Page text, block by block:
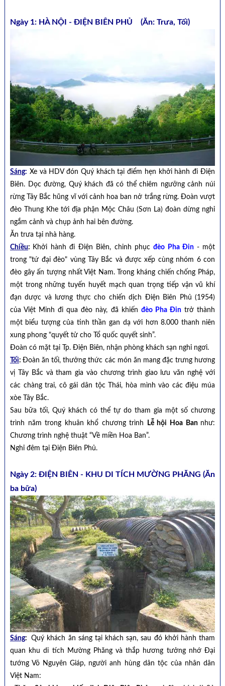
Ngày 1: HÀ NỘI - ĐIỆN BIÊN PHỦ (Ăn: Trưa, Tối)
Sáng: Xe và HDV đón Quý khách tại điểm hẹn khởi hành đi Điện
Biên. Dọc đường, Quý khách đã có thể chiêm ngưỡng cảnh núi
rừng Tây Bắc hũng vĩ với cảnh hoa ban nở trắng rừng. Đoàn vượt
đèo Thung Khe tới địa phận Mộc Châu (Sơn La) đoàn dừng nghỉ
ngắm cảnh và chụp ảnh hai bên đường.
Ăn trưa tại nhà hàng.
Chiều: Khởi hành đi Điện Biên, chinh phụcđèo Pha Đin - một
trong "tứ đại đèo" vùng Tây Bắc và được xếp cùng nhóm 6 con
đèo gây ấn tượng nhất Việt Nam. Trong kháng chiến chống Pháp,
một trong những tuyến huyết mạch quan trọng tiếp vận vũ khí
đạn dược và lương thực cho chiến dịch Điện Biên Phủ (1954)
của Việt Minh đi qua đèo này, đã khiến đèo Pha Đintrở thành
một biểu tượng của tinh thần gan dạ với hơn 8.000 thanh niên
xung phong "quyết tử cho Tổ quốc quyết sinh”.
Đoàn có mặt tại Tp. Điện Biên, nhận phòng khách sạn nghỉ ngơi.
Tối:Đoàn ăn tối, thưởng thức các món ăn mang đặc trưng hương
vị Tây Bắc và tham gia vào chương trình giao lưu văn nghệ với
các chàng trai, cô gái dân tộc Thái, hòa mình vào các điệu múa
xòe Tây Bắc.
Sau bữa tối, Quý khách có thể tự do tham gia một số chương
trình năm trong khuân khổ chương trình
Lễ hội Hoa Ban như:
Chương trình nghệ thuật “Về miền Hoa Ban”.
Nghỉ đêm tại Điện Biên Phủ.
Ngày 2: ĐIỆN BIÊN - KHU DI TÍCH MƯỜNG PHĂNG (Ăn
ba bữa)
Sáng:Quý khách ăn sáng tại khách sạn, sau đó khởi hành tham
quan khu di tích Mường Phăng và thắp hương tưởng nhớ Đại
tướng Võ Nguyên Giáp, người anh hùng dân tộc của nhân dân
Việt Nam: